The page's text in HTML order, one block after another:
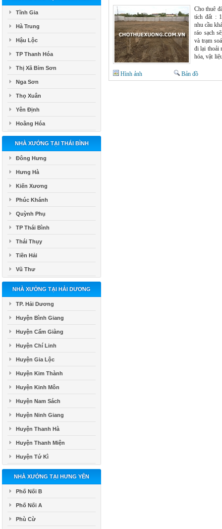
Tĩnh Gia
Hà Trung
Hậu Lộc
TP Thanh Hóa
Thị Xã Bỉm Sơn
Nga Sơn
Thọ Xuân
Yên Định
Hoằng Hóa
NHÀ XƯỞNG TẠI THÁI BÌNH
Đông Hưng
Hưng Hà
Kiến Xương
Phúc Khánh
Quỳnh Phụ
TP Thái Bình
Thái Thụy
Tiền Hải
Vũ Thư
NHÀ XƯỞNG TẠI HẢI DƯƠNG
TP. Hải Dương
Huyện Bình Giang
Huyện Cẩm Giàng
Huyện Chí Linh
Huyện Gia Lộc
Huyện Kim Thành
Huyện Kinh Môn
Huyện Nam Sách
Huyện Ninh Giang
Huyện Thanh Hà
Huyện Thanh Miện
Huyện Tứ Kì
NHÀ XƯỞNG TẠI HƯNG YÊN
Phố Nối B
Phố Nối A
Phù Cừ
Cho thuê
tích đất :
nhu cầu
ráo sạch
và trạm
đi lại thoải
hóa, vật
hoặc xây
và nhiều
Hình ảnh Bản đồ